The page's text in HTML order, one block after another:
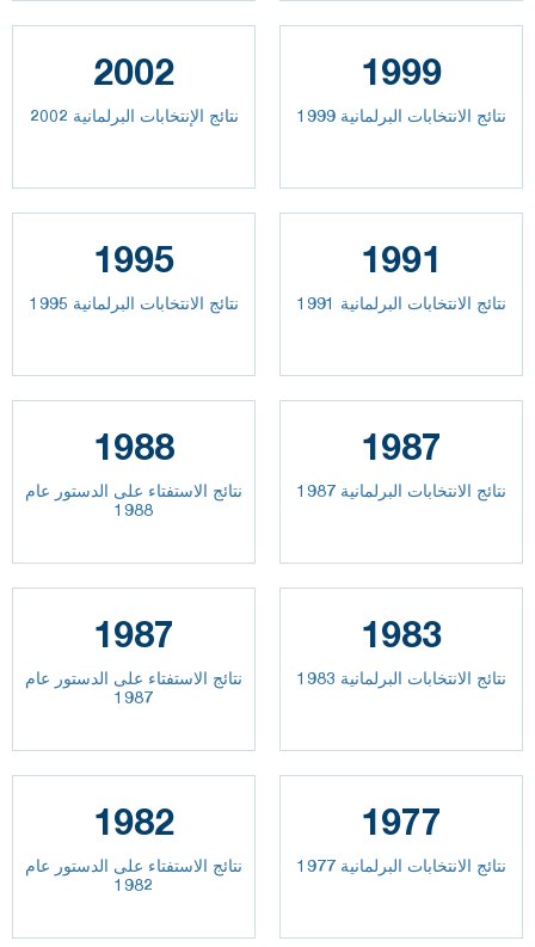
2002
نتائج الإنتخابات البرلمانية 2002
1999
نتائج الانتخابات البرلمانية 1999
1995
نتائج الانتخابات البرلمانية 1995
1991
نتائج الانتخابات البرلمانية 1991
1988
نتائج الاستفتاء على الدستور عام
1988
1987
نتائج الانتخابات البرلمانية 1987
1987
نتائج الاستفتاء على الدستور عام
1987
1983
نتائج الانتخابات البرلمانية 1983
1982
نتائج الاستفتاء على الدستور عام
1982
1977
نتائج الانتخابات البرلمانية 1977